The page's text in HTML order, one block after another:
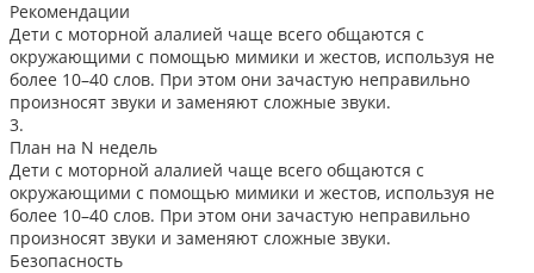
Рекомендации
Дети с моторной алалией чаще всего общаются с
окружающими с помощью мимики и жестов, используя не
более 10–40 слов. При этом они зачастую неправильно
произносят звуки и заменяют сложные звуки.
3.
План на N недель
Дети с моторной алалией чаще всего общаются с
окружающими с помощью мимики и жестов, используя не
более 10–40 слов. При этом они зачастую неправильно
произносят звуки и заменяют сложные звуки.
Безопасность